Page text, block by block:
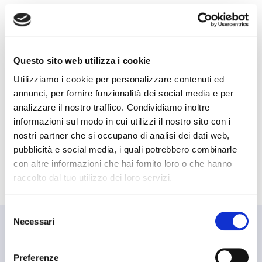
Questo sito web utilizza i cookie
Utilizziamo i cookie per personalizzare contenuti ed
annunci, per fornire funzionalità dei social media e per
analizzare il nostro traffico. Condividiamo inoltre
informazioni sul modo in cui utilizzi il nostro sito con i
nostri partner che si occupano di analisi dei dati web,
pubblicità e social media, i quali potrebbero combinarle
con altre informazioni che hai fornito loro o che hanno
raccolto dal tuo utilizzo dei loro servizi.
delNecessari
Preferenze